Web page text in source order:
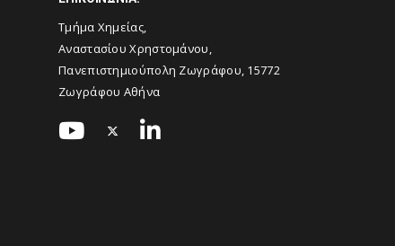
Τμήμα Χημείας,
Αναστασίου Χρηστομάνου,
Πανεπιστημιούπολη Ζωγράφου, 15772
Ζωγράφου Αθήνα